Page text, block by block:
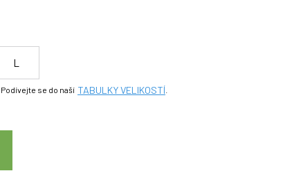
L
se do naší TABULKY VELIKOSTÍ